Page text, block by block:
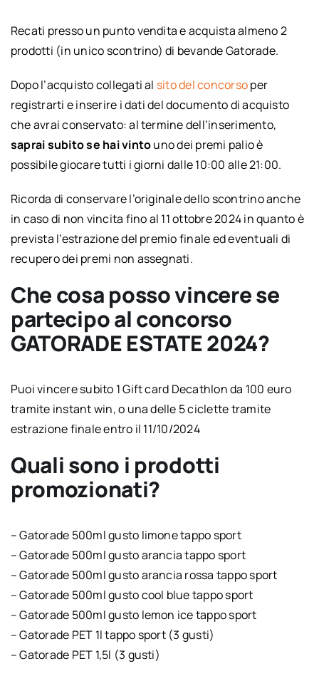
Recati presso un punto vendita e acquista almeno 2
prodotti (in unico scontrino) di bevande Gatorade.
Dopo l’acquisto collegati al sito del concorsoper
registrarti e inserire i dati del documento di acquisto
che avrai conservato: al termine dell’inserimento,
saprai subito se hai vintouno dei premi palio è
possibile giocare tutti i giorni dalle 10:00 alle 21:00.
Ricorda di conservare l’originale dello scontrino anche
in caso di non vincita fino al 11 ottobre 2024 in quanto è
prevista l’estrazione del premio finale ed eventuali di
recupero dei premi non assegnati.
Che cosa posso vincere se
partecipo al concorso
GATORADE ESTATE 2024?
Puoi vincere subito 1 Gift card Decathlon da 100 euro
tramite instant win, o una delle 5 ciclette tramite
estrazione finale entro il 11/10/2024
Quali sono i prodotti
promozionati?
– Gatorade 500ml gusto limone tappo sport
– Gatorade 500ml gusto arancia tappo sport
– Gatorade 500ml gusto arancia rossa tappo sport
– Gatorade 500ml gusto cool blue tappo sport
– Gatorade 500ml gusto lemon ice tappo sport
– Gatorade PET 1l tappo sport (3 gusti)
– Gatorade PET 1,5l (3 gusti)